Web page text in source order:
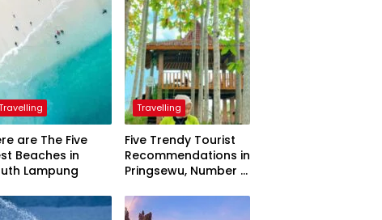
are The Five
Beaches in
Lampung
Travelling
Five Trendy Tourist
Recommendations in
Pringsewu, Number 3
President